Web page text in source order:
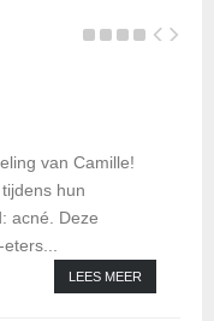
van Camille!
hun
acné. Deze
eters...
LEES MEER